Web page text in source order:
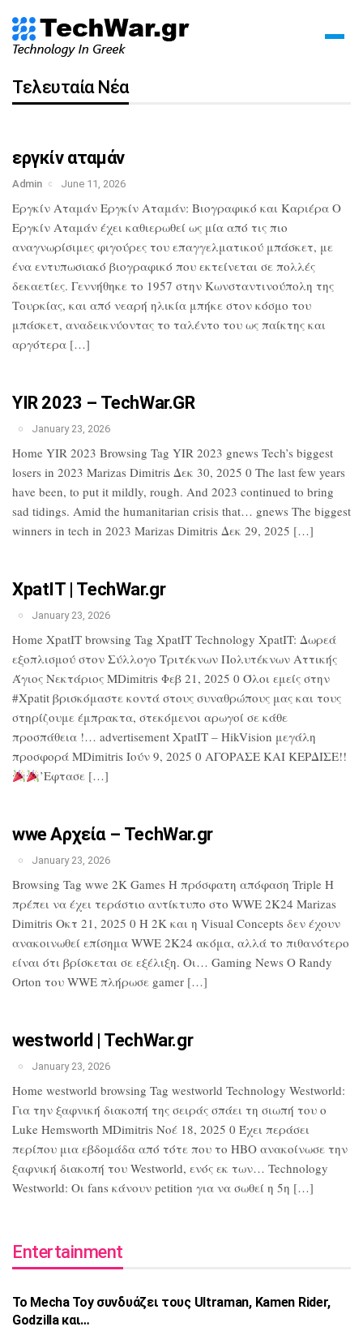
Τελευταία Νέα
εργκίν αταμάν
Admin June 11, 2026
Εργκίν Αταμάν Εργκίν Αταμάν: Βιογραφικό και Καριέρα Ο
Εργκίν Αταμάν έχει καθιερωθεί ως μία από τις πιο
αναγνωρίσιμες φιγούρες του επαγγελματικού μπάσκετ, με
ένα εντυπωσιακό βιογραφικό που εκτείνεται σε πολλές
δεκαετίες. Γεννήθηκε το 1957 στην Κωνσταντινούπολη της
Τουρκίας, και από νεαρή ηλικία μπήκε στον κόσμο του
μπάσκετ, αναδεικνύοντας το ταλέντο του ως παίκτης και
αργότερα […]
YIR 2023 – TechWar.GR
January 23, 2026
Home YIR 2023 Browsing Tag YIR 2023 gnews Tech’s biggest
losers in 2023 Marizas Dimitris Δεκ 30, 2025 0 The last few years
have been, to put it mildly, rough. And 2023 continued to bring
sad tidings. Amid the humanitarian crisis that… gnews The biggest
winners in tech in 2023 Marizas Dimitris Δεκ 29, 2025 […]
XpatIT | TechWar.gr
January 23, 2026
Home XpatIT browsing Tag XpatIT Technology XpatIT: Δωρεά
εξοπλισμού στον Σύλλογο Τριτέκνων Πολυτέκνων Αττικής
Άγιος Νεκτάριος MDimitris Φεβ 21, 2025 0 Όλοι εμείς στην
#Xpatit βρισκόμαστε κοντά στους συναθρώπους μας και τους
στηρίζουμε έμπρακτα, στεκόμενοι αρωγοί σε κάθε
προσπάθεια !… advertisement XpatIT – HikVision μεγάλη
προσφορά MDimitris Ιούν 9, 2025 0 ΑΓΟΡΑΣΕ ΚΑΙ ΚΕΡΔΙΣΕ!!
’Εφτασε […]
wwe Αρχεία – TechWar.gr
January 23, 2026
Browsing Tag wwe 2K Games Η πρόσφατη απόφαση Triple H
πρέπει να έχει τεράστιο αντίκτυπο στο WWE 2K24 Marizas
Dimitris Οκτ 21, 2025 0 Η 2K και η Visual Concepts δεν έχουν
ανακοινωθεί επίσημα WWE 2K24 ακόμα, αλλά το πιθανότερο
είναι ότι βρίσκεται σε εξέλιξη. Οι… Gaming News Ο Randy
Orton του WWE πλήρωσε gamer […]
westworld | TechWar.gr
January 23, 2026
Home westworld browsing Tag westworld Technology Westworld:
Για την ξαφνική διακοπή της σειράς σπάει τη σιωπή του ο
Luke Hemsworth MDimitris Νοέ 18, 2025 0 Έχει περάσει
περίπου μια εβδομάδα από τότε που το HBO ανακοίνωσε την
ξαφνική διακοπή του Westworld, ενός εκ των… Technology
Westworld: Οι fans κάνουν petition για να σωθεί η 5η […]
Entertainment
Το Mecha Toy συνδυάζει τους Ultraman,Kamen Rider,
Godzilla και…